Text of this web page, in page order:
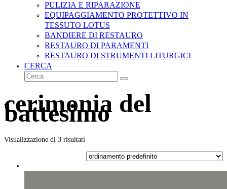
PULIZIA E RIPARAZIONE
EQUIPAGGIAMENTO PROTETTIVO IN
TESSUTO LOTUS
BANDIERE DI RESTAURO
RESTAURO DI PARAMENTI
RESTAURO DI STRUMENTI LITURGICI
CERCA
Cerca
Invia
cerimonia del
battesimo
Visualizzazione di 3 risultati